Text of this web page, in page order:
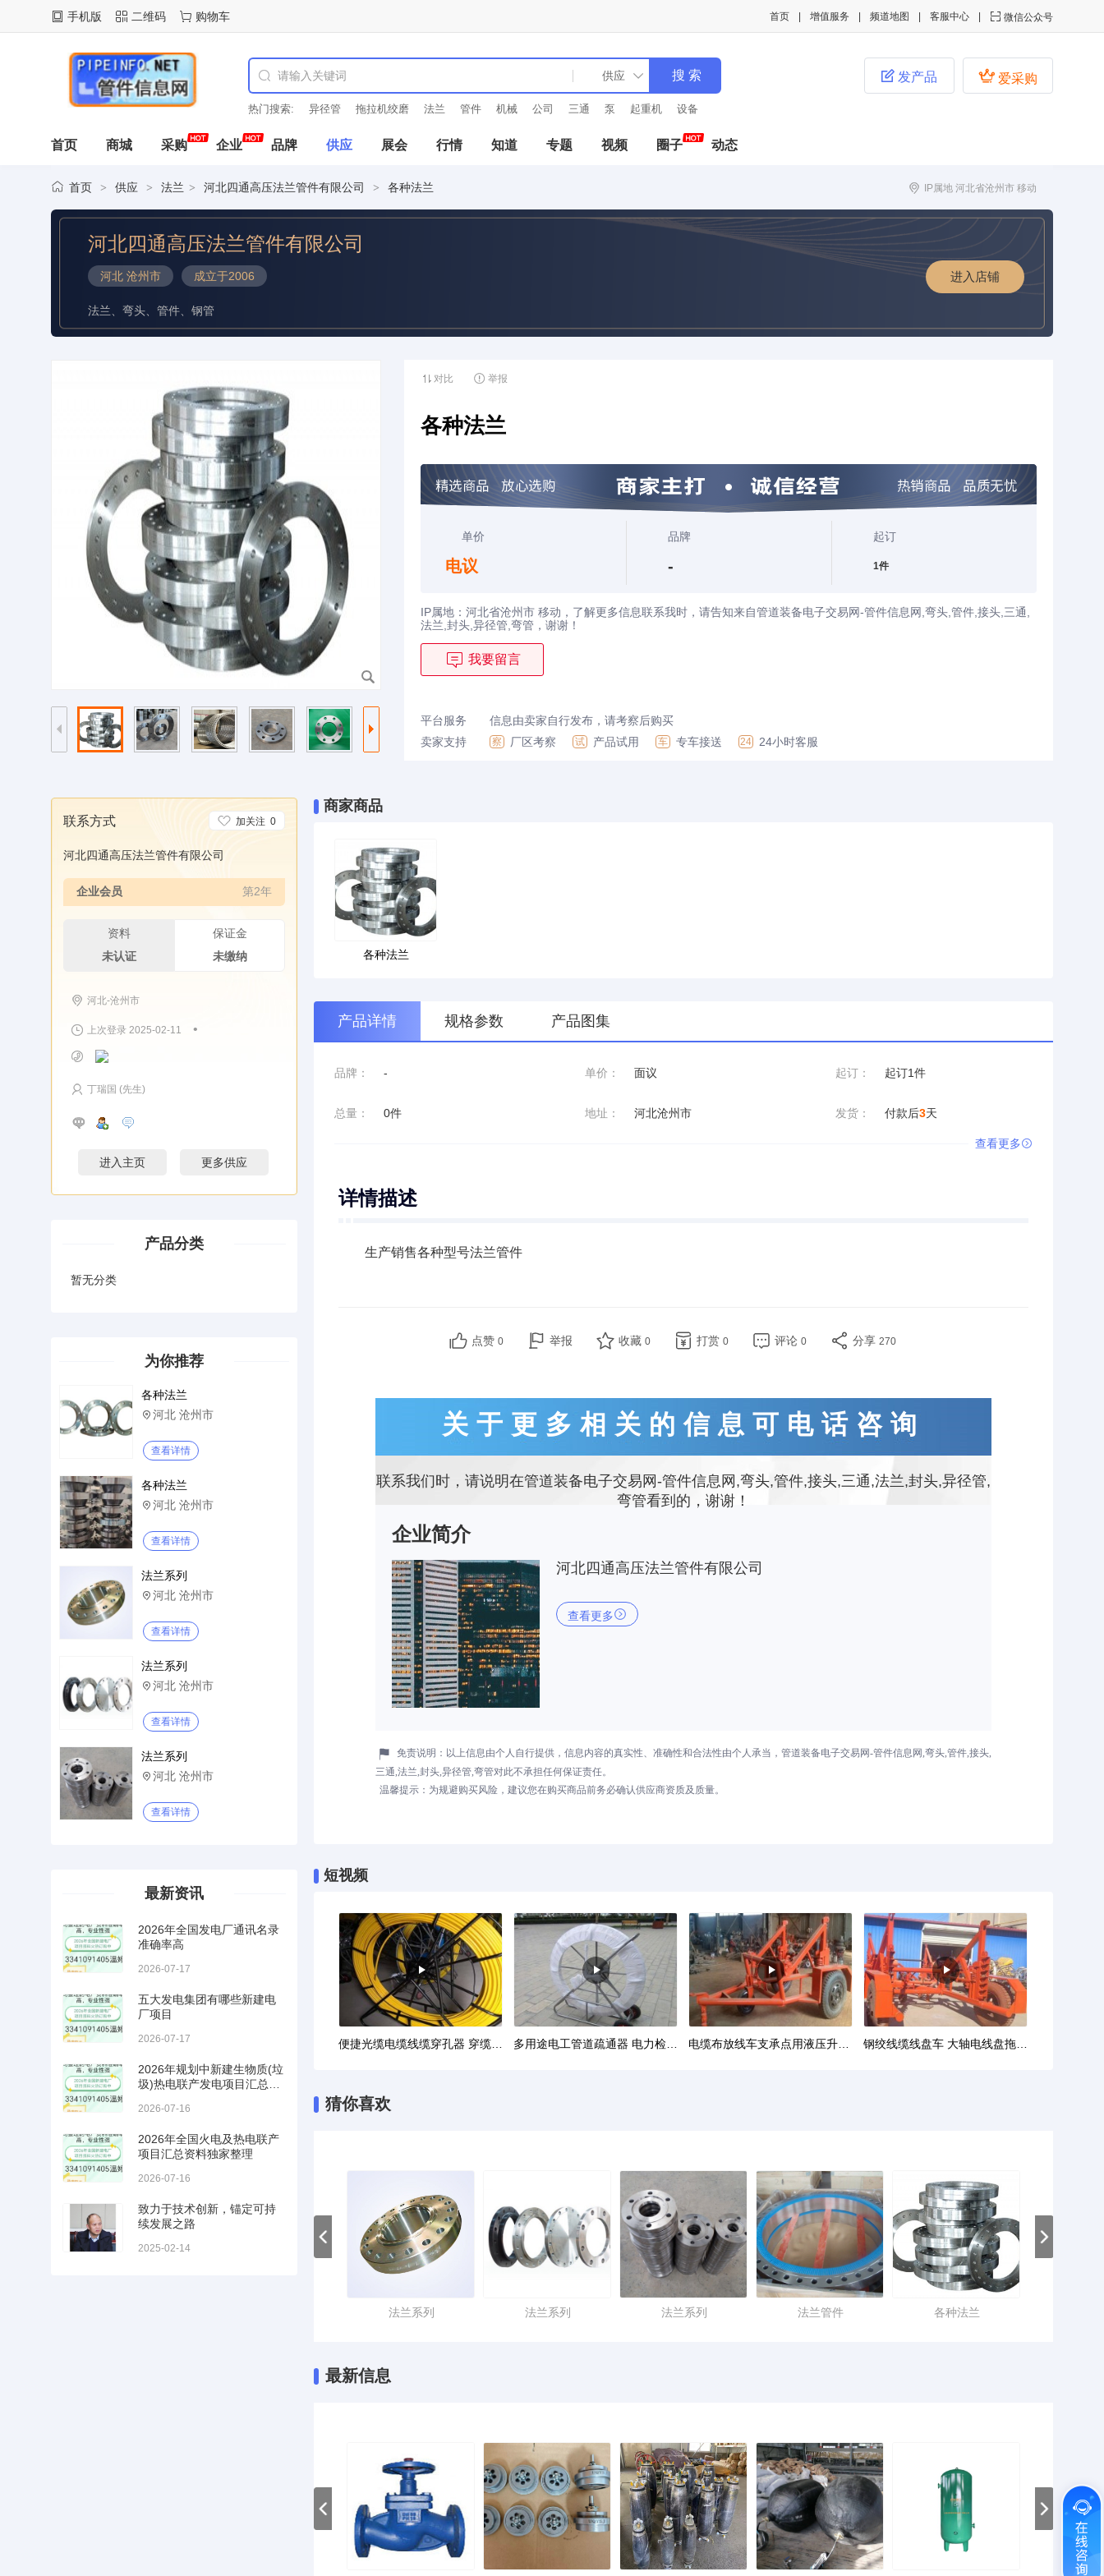
手机版 二维码 购物车  微信公众号
客服中心
频道地图
增值服务
首页
热门搜索: 异径管 拖拉机绞磨 法兰 管件 机械 公司 三通 泵 起重机 设备
 爱采购
 发产品
首页 商城 采购 企业 品牌 供应 展会 行情 知道 专题 视频 圈子 动态
IP属地 河北省沧州市 移动
首页 > 供应 > 法兰 > 河北四通高压法兰管件有限公司 > 各种法兰
河北四通高压法兰管件有限公司
河北 沧州市 成立于2006
法兰、弯头、管件、钢管
进入店铺
对比  举报
各种法兰
单价
电议
品牌
-
起订
1件
IP属地：河北省沧州市 移动，了解更多信息联系我时，请告知来自管道装备电子交易网-管件信息网,弯头,管件,接头,三通,
法兰,封头,异径管,弯管，谢谢！
 我要留言
平台服务
信息由卖家自行发布，请考察后购买
卖家支持
察 厂区考察 试 产品试用 车 专车接送 24 24小时客服
联系方式 加关注 0
河北四通高压法兰管件有限公司
企业会员 第2年
资料
未认证
保证金
未缴纳
河北-沧州市
上次登录 2025-02-11 •
丁瑞国 (先生)
进入主页 更多供应
产品分类
暂无分类
为你推荐
各种法兰
 河北 沧州市
查看详情
各种法兰
 河北 沧州市
查看详情
法兰系列
 河北 沧州市
查看详情
法兰系列
 河北 沧州市
查看详情
法兰系列
 河北 沧州市
查看详情
最新资讯
2026年全国发电厂通讯名录
准确率高
2026-07-17
五大发电集团有哪些新建电
厂项目
2026-07-17
2026年规划中新建生物质(垃
圾)热电联产发电项目汇总需
2026-07-16
2026年全国火电及热电联产
项目汇总资料独家整理
2026-07-16
致力于技术创新，锚定可持
续发展之路
2025-02-14
商家商品
各种法兰
产品详情 规格参数 产品图集
品牌： - 单价： 面议 起订： 起订1件
总量： 0件 地址： 河北沧州市 发货： 付款后3天
查看更多
详情描述
生产销售各种型号法兰管件
点赞 0 举报 收藏 0 打赏 0 评论 0 分享 270
关于更多相关的信息可电话咨询
联系我们时，请说明在管道装备电子交易网-管件信息网,弯头,管件,接头,三通,法兰,封头,异径管,
弯管看到的，谢谢！
企业简介
河北四通高压法兰管件有限公司
查看更多

免责说明：以上信息由个人自行提供，信息内容的真实性、准确性和合法性由个人承当，管道装备电子交易网-管件信息网,弯头,管件,接头,
三通,法兰,封头,异径管,弯管对此不承担任何保证责任。
温馨提示：为规避购买风险，建议您在购买商品前务必确认供应商资质及质量。
短视频
便捷光缆电缆线缆穿孔器 穿缆拉线引线器 多用途电工管道疏通器 电力检修圆盘式穿线器 电缆布放线车支承点用液压升降 电缆放线车钢材加固 钢绞线缆线盘车 大轴电线盘拖车 多功能放线车
猜你喜欢
法兰系列 法兰系列 法兰系列 法兰管件 各种法兰
最新信息